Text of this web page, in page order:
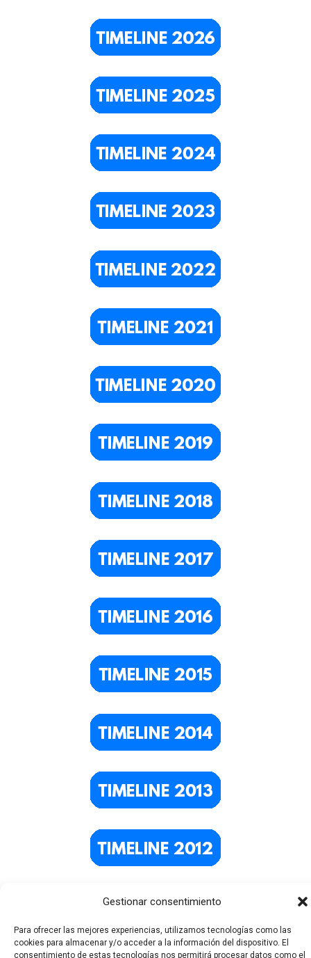
Gestionar consentimiento
Para ofrecer las mejores experiencias, utilizamos tecnologías como las
cookies para almacenar y/o acceder a la información del dispositivo. El
consentimiento de estas tecnologías nos permitirá procesar datos como el